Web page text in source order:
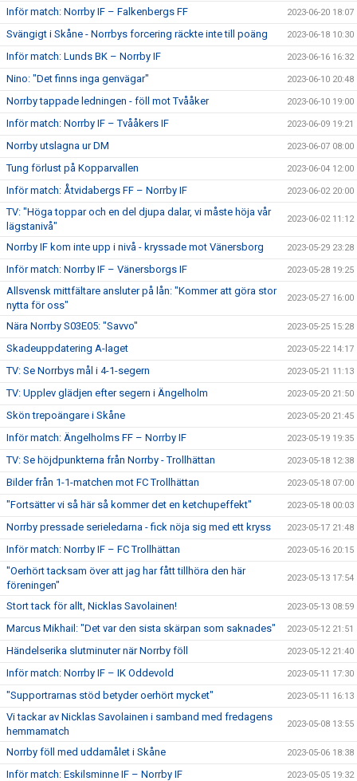
Inför match: Norrby IF – Falkenbergs FF 2023-06-20 18:07
Svängigt i Skåne - Norrbys forcering räckte inte till poäng 2023-06-18 10:30
Inför match: Lunds BK – Norrby IF 2023-06-16 16:32
Nino: "Det finns inga genvägar" 2023-06-10 20:48
Norrby tappade ledningen - föll mot Tvååker 2023-06-10 19:00
Inför match: Norrby IF – Tvååkers IF 2023-06-09 19:21
Norrby utslagna ur DM 2023-06-07 08:00
Tung förlust på Kopparvallen 2023-06-04 12:00
Inför match: Åtvidabergs FF – Norrby IF 2023-06-02 20:00
TV: "Höga toppar och en del djupa dalar, vi måste höja vår
lägstanivå"
2023-06-02 11:12
Norrby IF kom inte upp i nivå - kryssade mot Vänersborg 2023-05-29 23:28
Inför match: Norrby IF – Vänersborgs IF 2023-05-28 19:25
Allsvensk mittfältare ansluter på lån: "Kommer att göra stor
nytta för oss"
2023-05-27 16:00
Nära Norrby S03E05: "Savvo" 2023-05-25 15:28
Skadeuppdatering A-laget 2023-05-22 14:17
TV: Se Norrbys mål i 4-1-segern 2023-05-21 11:13
TV: Upplev glädjen efter segern i Ängelholm 2023-05-20 21:50
Skön trepoängare i Skåne 2023-05-20 21:45
Inför match: Ängelholms FF – Norrby IF 2023-05-19 19:35
TV: Se höjdpunkterna från Norrby - Trollhättan 2023-05-18 12:38
Bilder från 1-1-matchen mot FC Trollhättan 2023-05-18 07:00
"Fortsätter vi så här så kommer det en ketchupeffekt" 2023-05-18 00:03
Norrby pressade serieledarna - fick nöja sig med ett kryss 2023-05-17 21:48
Inför match: Norrby IF – FC Trollhättan 2023-05-16 20:15
"Oerhört tacksam över att jag har fått tillhöra den här
föreningen"
2023-05-13 17:54
Stort tack för allt, Nicklas Savolainen! 2023-05-13 08:59
Marcus Mikhail: "Det var den sista skärpan som saknades" 2023-05-12 21:51
Händelserika slutminuter när Norrby föll 2023-05-12 21:40
Inför match: Norrby IF – IK Oddevold 2023-05-11 17:30
"Supportrarnas stöd betyder oerhört mycket" 2023-05-11 16:13
Vi tackar av Nicklas Savolainen i samband med fredagens
hemmamatch
2023-05-08 13:55
Norrby föll med uddamålet i Skåne 2023-05-06 18:38
Inför match: Eskilsminne IF – Norrby IF 2023-05-05 19:32